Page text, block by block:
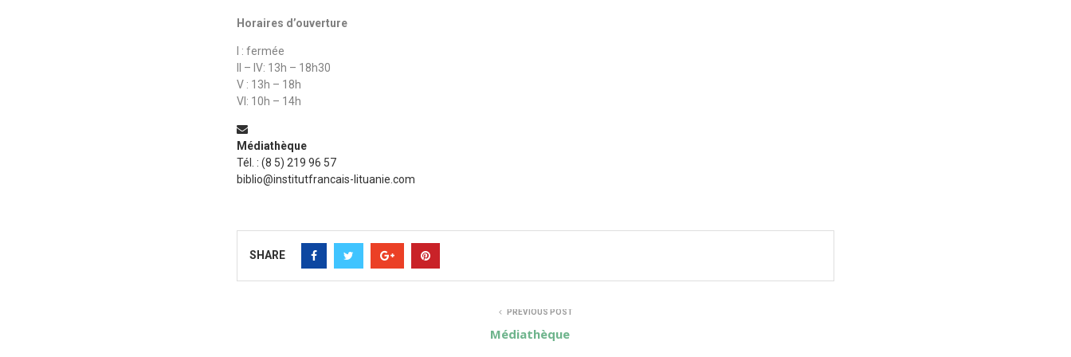
Horaires d’ouverture
I : fermée
II – IV: 13h – 18h30
V : 13h – 18h
VI: 10h – 14h
Médiathèque
Tél. : (8 5) 219 96 57
biblio@institutfrancais-lituanie.com
SHARE
PREVIOUS POST
Médiathèque